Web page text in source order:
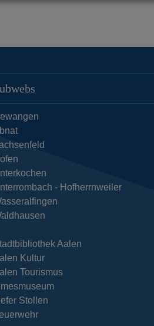
- Hofherrnweiler
Aalen
Kultur
Tourismus
Stollen